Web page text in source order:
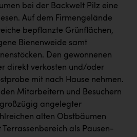
bei der Backwelt Pilz eine
Auf dem Firmengelände
bepflanzte Grünflächen,
Bienenweide samt
Den gewonnenen
direkt verkosten und/oder
mit nach Hause nehmen.
Mitarbeitern und Besuchern
angelegter
alten Obstbäumen
als Pausen-